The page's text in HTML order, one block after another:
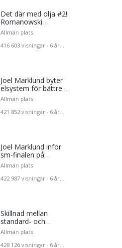
Det där med olja #2!
Romanowski
förklarar
Allmän plats
416 603 visningar · 6 år
Joel Marklund byter
elsystem för bättre
prestanda
Allmän plats
421 852 visningar · 6 år
Joel Marklund inför
sm-finalen på
Anderstorp
Allmän plats
422 987 visningar · 6 år
Skillnad mellan
standard- och
racehoj i tid?
Romanowski #3
Allmän plats
428 126 visningar · 6 år